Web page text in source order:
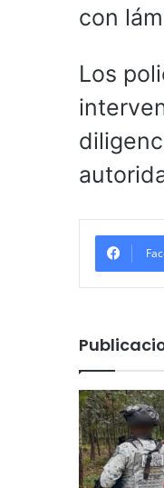
con
Los